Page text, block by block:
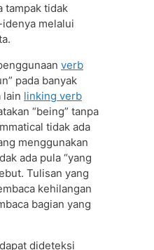
tampak tidak
melalui
verb
pada banyak
lain linking verb
“being” tanpa
tidak ada
menggunakan
ada pula “yang
Tulisan yang
kehilangan
bagian yang
dideteksi